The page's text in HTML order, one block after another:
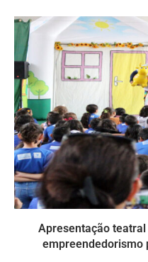
Apresentação
empreendedorismo